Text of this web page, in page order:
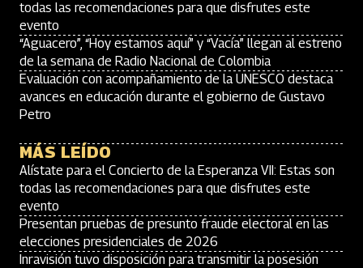
todas las recomendaciones para que disfrutes este
evento
“Aguacero”, “Hoy estamos aquí” y “Vacía” llegan al estreno
de la semana de Radio Nacional de Colombia
Evaluación con acompañamiento de la UNESCO destaca
avances en educación durante el gobierno de Gustavo
Petro
MÁS LEÍDO
Alístate para el Concierto de la Esperanza VII: Estas son
todas las recomendaciones para que disfrutes este
evento
Presentan pruebas de presunto fraude electoral en las
elecciones presidenciales de 2026
Inravisión tuvo disposición para transmitir la posesión